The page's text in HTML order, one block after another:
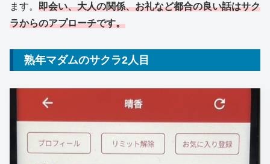
ます。 即会い、大人の関係、お礼など都合の良い話はサク
ラからのアプローチです。
熟年マダムのサクラ2人目